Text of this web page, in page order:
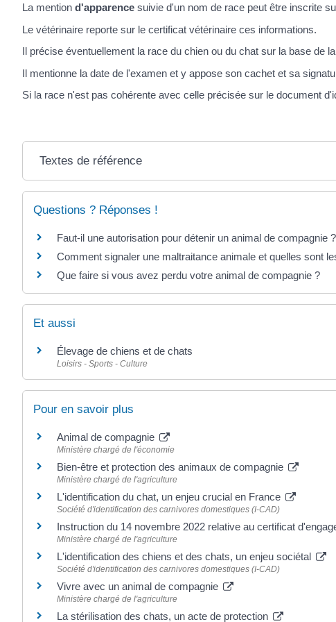
La mention d'apparence suivie d'un nom de race peut être inscrite
Le vétérinaire reporte sur le certificat vétérinaire ces informations.
Il précise éventuellement la race du chien ou du chat sur la base de
Il mentionne la date de l'examen et y appose son cachet et sa
Si la race n'est pas cohérente avec celle précisée sur le document
Textes de référence
Questions ? Réponses !
Faut-il une autorisation pour détenir un animal de compagnie ?
Comment signaler une maltraitance animale et quelles sont
Que faire si vous avez perdu votre animal de compagnie ?
Et aussi
Élevage de chiens et de chats
Loisirs - Sports - Culture
Pour en savoir plus
Animal de compagnie
Ministère chargé de l'économie
Bien-être et protection des animaux de compagnie
Ministère chargé de l'agriculture
L'identification du chat, un enjeu crucial en France
Société d'identification des carnivores domestiques (I-CAD)
Instruction du 14 novembre 2022 relative au certificat
Ministère chargé de l'agriculture
L'identification des chiens et des chats, un enjeu sociétal
Société d'identification des carnivores domestiques (I-CAD)
Vivre avec un animal de compagnie
Ministère chargé de l'agriculture
La stérilisation des chats, un acte de protection